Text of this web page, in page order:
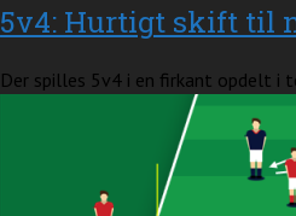
5v4: Hurtigt skift til
Der spilles 5v4 i en firkant opdelt i